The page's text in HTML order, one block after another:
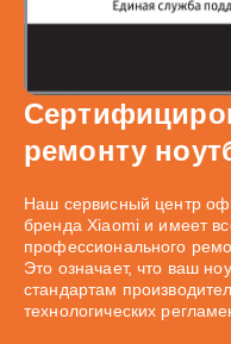
ремонту
Наш сервисный центр
бренда Xiaomi и имеет
профессионального
Это означает, что ваш
стандартам
технологических